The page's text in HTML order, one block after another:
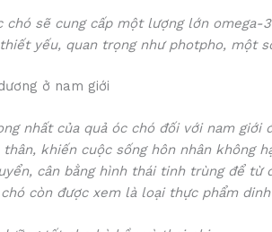
chó sẽ cung cấp một lượng lớn
yếu, quan trọng như photpho, một
ở nam giới
nhất của quả óc chó đối với nam
khiến cuộc sống hôn nhân không
cân bằng hình thái tinh trùng để
chó còn được xem là loại thực phẩm